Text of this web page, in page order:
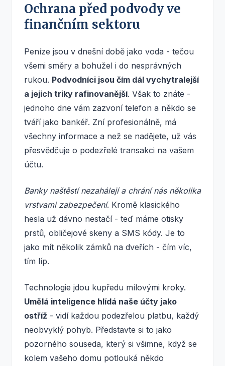
Ochrana před podvody ve
finančním sektoru
Peníze jsou v dnešní době jako voda - tečou
všemi směry a bohužel i do nesprávných
rukou. Podvodníci jsou čím dál vychytralejší
a jejich triky rafinovanější. Však to znáte -
jednoho dne vám zazvoní telefon a někdo se
tváří jako bankéř. Zní profesionálně, má
všechny informace a než se nadějete, už vás
přesvědčuje o podezřelé transakci na vašem
účtu.
Banky naštěstí nezahálejí a chrání nás několika
vrstvami zabezpečení. Kromě klasického
hesla už dávno nestačí - teď máme otisky
prstů, obličejové skeny a SMS kódy. Je to
jako mít několik zámků na dveřích - čím víc,
tím líp.
Technologie jdou kupředu mílovými kroky.
Umělá inteligence hlídá naše účty jako
ostříž - vidí každou podezřelou platbu, každý
neobvyklý pohyb. Představte si to jako
pozorného souseda, který si všimne, když se
kolem vašeho domu potlouká někdo